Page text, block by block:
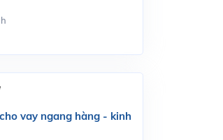
vay ngang hàng - kinh